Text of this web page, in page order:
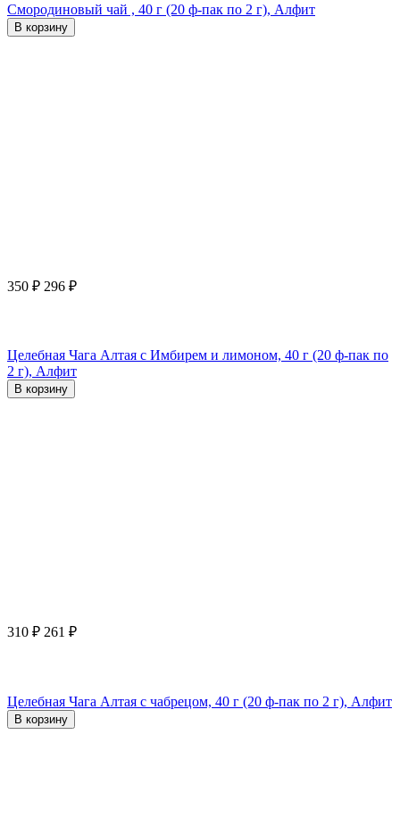
Смородиновый чай , 40 г (20 ф-пак по 2 г), Алфит
В корзину
350 ₽ 296 ₽
Целебная Чага Алтая с Имбирем и лимоном, 40 г (20 ф-пак по
2 г), Алфит
В корзину
310 ₽ 261 ₽
Целебная Чага Алтая с чабрецом, 40 г (20 ф-пак по 2 г), Алфит
В корзину